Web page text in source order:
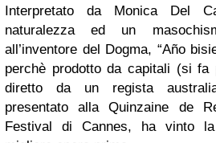
Interpretato da Monica Del
naturalezza ed un
all’inventore del Dogma, “Año
perchè prodotto da capitali (si
diretto da un regista
presentato alla Quinzaine de
Festival di Cannes, ha vinto